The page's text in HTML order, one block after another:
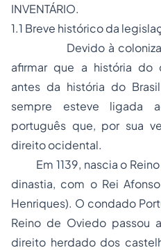
INVENTÁRIO.
1.1 Breve histórico da
Devido à
afirmar que a história do
antes da história do
sempre esteve ligada
português que, por sua
direito ocidental.
Em 1139, nascia o Reino
dinastia, com o Rei
Henriques). O condado
Reino de Oviedo passou
direito herdado dos